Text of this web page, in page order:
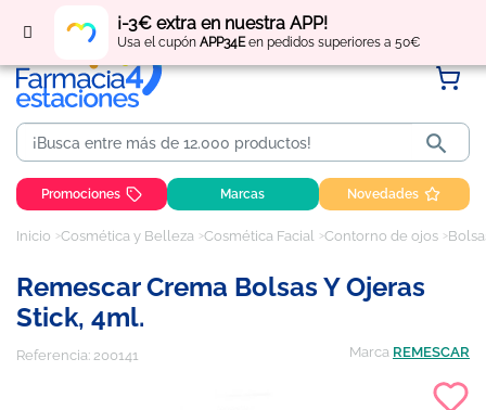
¡-3€ extra en nuestra APP!
Usa el cupón APP34Een pedidos superiores a 50€
Regístratey obtén puntos por tus compras

Promociones Marcas Novedades
Inicio Cosmética y Belleza Cosmética Facial Contorno de ojos
Remescar Crema Bolsas Y Ojeras
Stick, 4ml.
Referencia: 200141 Marca REMESCAR